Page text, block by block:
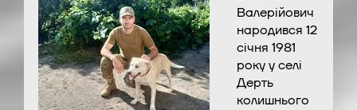
Валерійович
народився 12
січня 1981
року у селі
Дерть
колишнього